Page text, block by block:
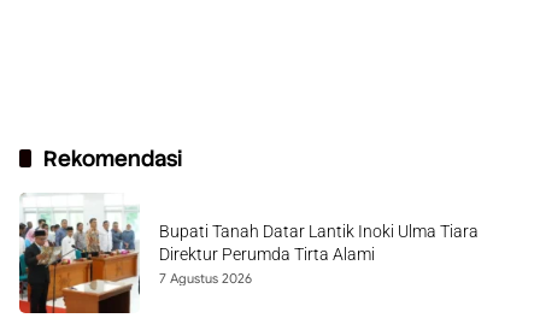
Rekomendasi
Bupati Tanah Datar Lantik Inoki Ulma Tiara
Direktur Perumda Tirta Alami
7 Agustus 2026